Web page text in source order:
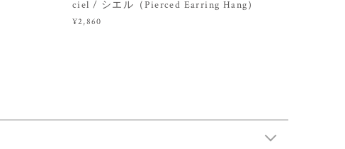
ciel / シエル（Pierced Earring Hang）
¥2,860